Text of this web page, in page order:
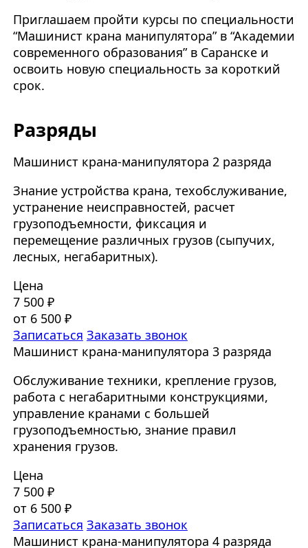
Приглашаем пройти курсы по специальности
“Машинист крана манипулятора” в “Академии
современного образования” в Саранске и
освоить новую специальность за короткий
срок.
Разряды
Машинист крана-манипулятора 2 разряда
Знание устройства крана, техобслуживание,
устранение неисправностей, расчет
грузоподъемности, фиксация и
перемещение различных грузов (сыпучих,
лесных, негабаритных).
Цена
7 500 ₽
от 6 500 ₽
Записаться Заказать звонок
Машинист крана-манипулятора 3 разряда
Обслуживание техники, крепление грузов,
работа с негабаритными конструкциями,
управление кранами с большей
грузоподъемностью, знание правил
хранения грузов.
Цена
7 500 ₽
от 6 500 ₽
Записаться Заказать звонок
Машинист крана-манипулятора 4 разряда